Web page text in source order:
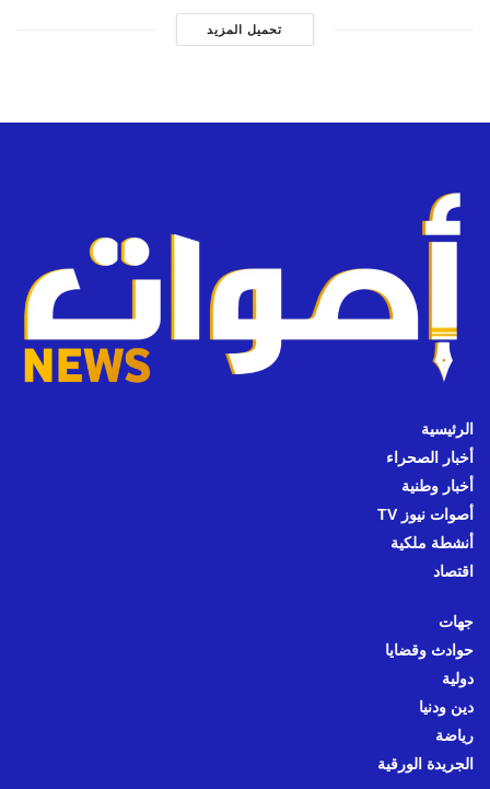
تحميل المزيد
الرئيسية
أخبار الصحراء
أخبار وطنية
أصوات نيوز TV
أنشطة ملكية
اقتصاد
جهات
حوادث وقضايا
دولية
دين ودنيا
رياضة
الجريدة الورقية